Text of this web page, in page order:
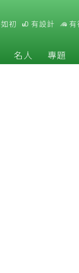
初 有設計 有
名人 專題